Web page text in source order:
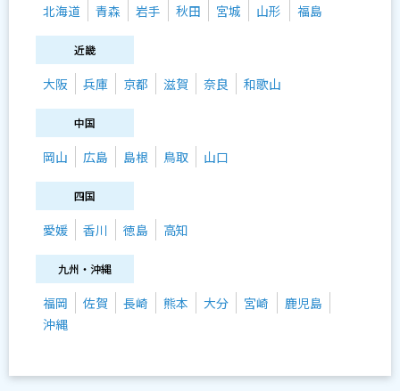
北海道 青森 岩手 秋田 宮城 山形 福島
近畿
大阪 兵庫 京都 滋賀 奈良 和歌山
中国
岡山 広島 島根 鳥取 山口
四国
愛媛 香川 徳島 高知
九州・沖縄
福岡 佐賀 長崎 熊本 大分 宮崎
鹿児島
沖縄